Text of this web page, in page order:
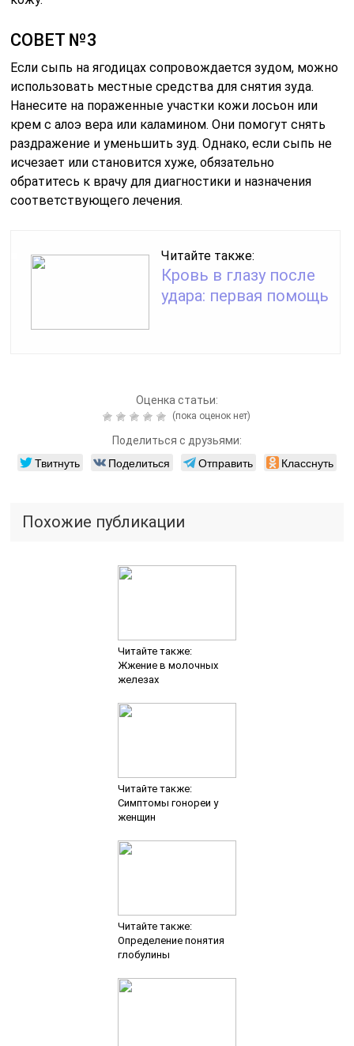
СОВЕТ №3
Если сыпь на ягодицах сопровождается зудом, можно
использовать местные средства для снятия зуда.
Нанесите на пораженные участки кожи лосьон или
крем с алоэ вера или каламином. Они помогут снять
раздражение и уменьшить зуд. Однако, если сыпь не
исчезает или становится хуже, обязательно
обратитесь к врачу для диагностики и назначения
соответствующего лечения.
Читайте также:
Кровь в глазу после
удара: первая помощь
Оценка статьи:
(пока оценок нет)
Поделиться с друзьями:
Твитнуть Поделиться Отправить Класснуть
Похожие публикации
Читайте также:
Жжение в молочных
железах
Читайте также:
Симптомы гонореи у
женщин
Читайте также:
Определение понятия
глобулины